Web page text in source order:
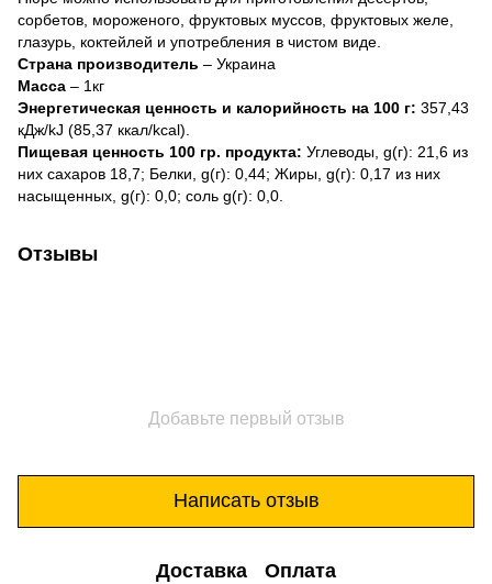
сорбетов, мороженого, фруктовых муссов, фруктовых желе,
глазурь, коктейлей и употребления в чистом виде.
Страна производитель – Украина
Масса – 1кг
Энергетическая ценность и калорийность на 100 г: 357,43
кДж/kJ (85,37 ккал/kcal).
Пищевая ценность 100 гр. продукта: Углеводы, g(г): 21,6 из
них сахаров 18,7; Белки, g(г): 0,44; Жиры, g(г): 0,17 из них
насыщенных, g(г): 0,0; соль g(г): 0,0.
Отзывы
Добавьте первый отзыв
Написать отзыв
Доставка Оплата